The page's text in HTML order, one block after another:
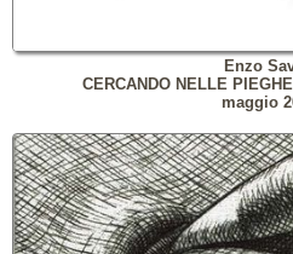
Enzo
CERCANDO NELLE
maggio